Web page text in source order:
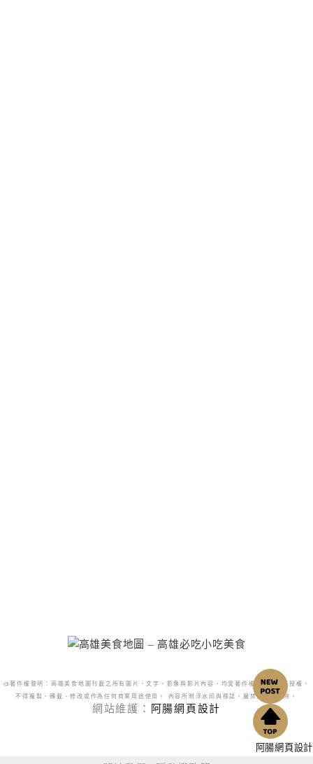
@著作權聲明：高雄美食地圖刊載之所有圖片、文字、影像與影片內容，均受著作權保護。未經授權，
不得複製、轉載、修改或作為任何商業用途使用。 內容所附浮水印與標誌，嚴禁更改或移除。
網站維護： 阿腸網頁設計
阿腸網頁設計